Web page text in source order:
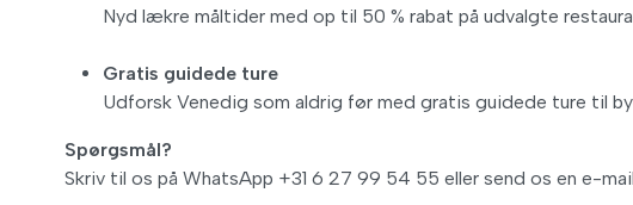
Nyd lækre måltider med op til 50 % rabat på udvalgte
Gratis guidede ture
Udforsk Venedig som aldrig før med gratis guidede ture til
Spørgsmål?
Skriv til os på WhatsApp +31 6 27 99 54 55 eller send os en e-